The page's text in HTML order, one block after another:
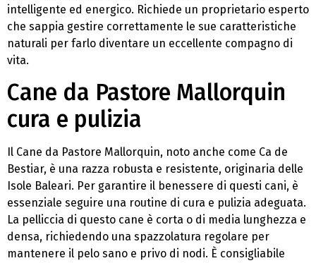
intelligente ed energico. Richiede un proprietario esperto
che sappia gestire correttamente le sue caratteristiche
naturali per farlo diventare un eccellente compagno di
vita.
Cane da Pastore Mallorquin
cura e pulizia
Il Cane da Pastore Mallorquin, noto anche come Ca de
Bestiar, è una razza robusta e resistente, originaria delle
Isole Baleari. Per garantire il benessere di questi cani, è
essenziale seguire una routine di cura e pulizia adeguata.
La pelliccia di questo cane è corta o di media lunghezza e
densa, richiedendo una spazzolatura regolare per
mantenere il pelo sano e privo di nodi. È consigliabile